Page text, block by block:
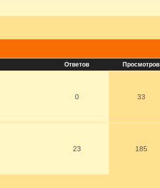
Ответов Просмотров
0
33
23
185